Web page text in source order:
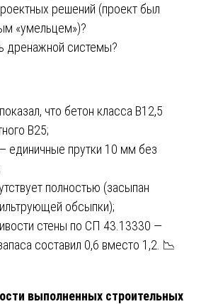
решений (проект был
«умельцем»)?
дренажной системы?
что бетон класса В12,5
В25;
единичные прутки 10 мм без
полностью (засыпан
обсыпки);
стены по СП 43.13330 —
составил 0,6 вместо 1,2. 📉
выполненных строительных